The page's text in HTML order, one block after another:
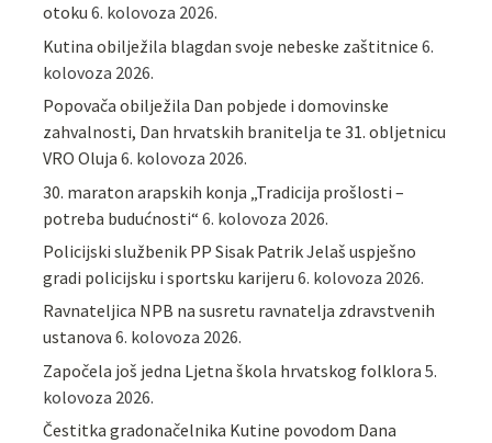
otoku 6. kolovoza 2026.
Kutina obilježila blagdan svoje nebeske zaštitnice 6.
kolovoza 2026.
Popovača obilježila Dan pobjede i domovinske
zahvalnosti, Dan hrvatskih branitelja te 31. obljetnicu
VRO Oluja 6. kolovoza 2026.
30. maraton arapskih konja „Tradicija prošlosti –
potreba budućnosti“ 6. kolovoza 2026.
Policijski službenik PP Sisak Patrik Jelaš uspješno
gradi policijsku i sportsku karijeru 6. kolovoza 2026.
Ravnateljica NPB na susretu ravnatelja zdravstvenih
ustanova 6. kolovoza 2026.
Započela još jedna Ljetna škola hrvatskog folklora 5.
kolovoza 2026.
Čestitka gradonačelnika Kutine povodom Dana